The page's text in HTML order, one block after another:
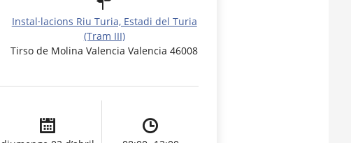
Instal·lacions Riu Turia, Estadi del Turia
(Tram III)
Tirso de Molina Valencia Valencia 46008